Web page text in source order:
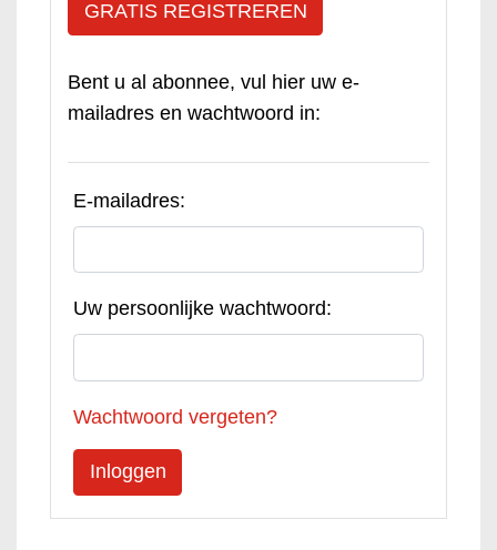
GRATIS REGISTREREN
Bent u al abonnee, vul hier uw e-
mailadres en wachtwoord in:
E-mailadres:
Uw persoonlijke wachtwoord:
Wachtwoord vergeten?